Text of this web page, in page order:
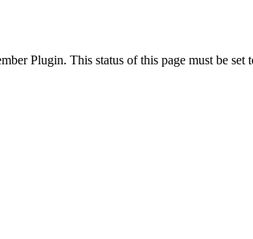
Plugin. This status of this page must be set